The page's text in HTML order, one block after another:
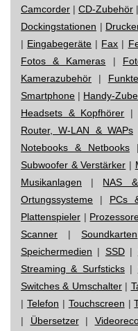
Camcorder | CD-Zubehör |
Dockingstationen |
| Eingabegeräte | Fax |
Fotos & Kameras |
Kamerazubehör |
Smartphone | Handy-
Headsets & Kopfhörer |
Router, W-LAN & WAPs
Notebooks & Netbooks
Subwoofer & Verstärker |
Musikanlagen | NAS
Ortungssysteme | PCs
Plattenspieler |
Scanner |Soundkarten
Speichermedien | SSD|
Streaming & Surfsticks|
Switches & Umschalter|
| Telefon | Touchscreen |
| Übersetzer|